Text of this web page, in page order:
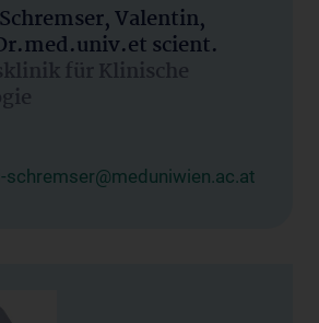
Valentin,
scient.
für Klinische
schremser@meduniwien.ac.at